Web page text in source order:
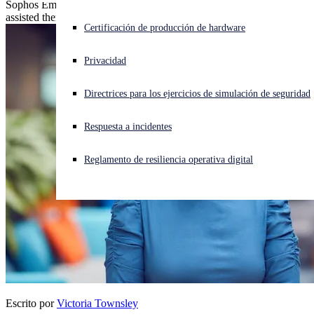
¿Está sufriendo un ciberataque? Obtenga ayuda ahora mismo
Open language switcher
Certificación de producción de hardware
Privacidad
Directrices para los ejercicios de simulación de seguridad
Respuesta a incidentes
Reglamento de resiliencia operativa digital
Sophos Employee Volunteering Program supports local equine-
assisted therapy initiative.
Escrito por Victoria Townsley